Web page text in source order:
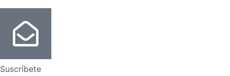
Suscríbete